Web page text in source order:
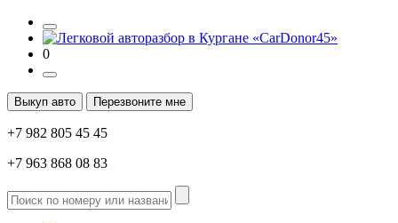
0
Выкуп авто Перезвоните мне
+7 982 805 45 45
+7 963 868 08 83